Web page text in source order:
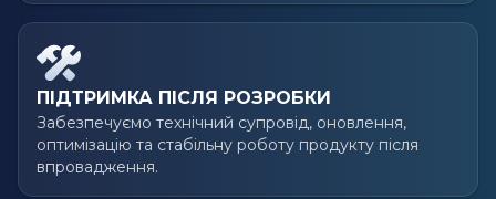
ПІДТРИМКА ПІСЛЯ РОЗРОБКИ
Забезпечуємо технічний супровід, оновлення,
оптимізацію та стабільну роботу продукту після
впровадження.